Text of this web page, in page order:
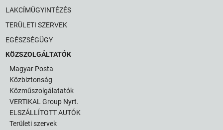
LAKCÍMÜGYINTÉZÉS
TERÜLETI SZERVEK
EGÉSZSÉGÜGY
KÖZSZOLGÁLTATÓK
Magyar Posta
Közbiztonság
Közműszolgálatatók
VERTIKAL Group Nyrt.
ELSZÁLLÍTOTT AUTÓK
Területi szervek